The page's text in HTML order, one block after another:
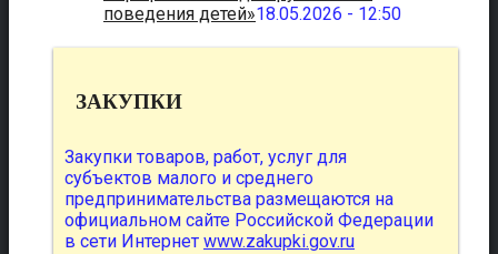
поведения детей»18.05.2026 - 12:50
ЗАКУПКИ
Закупки товаров, работ, услуг для
субъектов малого и среднего
предпринимательства размещаются на
официальном сайте Российской Федерации
в сети Интернет www.zakupki.gov.ru